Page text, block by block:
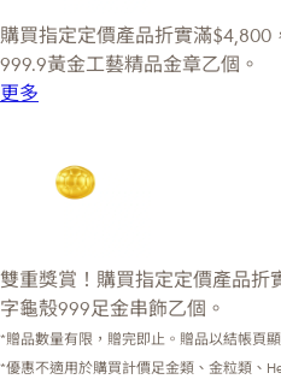
購買指定定價產品折實滿
999.9黃金工藝精品金章乙個。
更多
雙重獎賞！購買指定定價產品折
字龜殼999足金串飾乙個。
*贈品數量有限，贈完即止。贈品以結帳頁顯
*優惠不適用於購買計價足金類、金粒類、